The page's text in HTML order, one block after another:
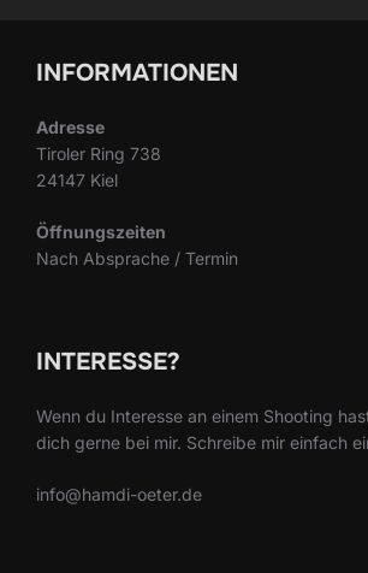
INFORMATIONEN
Adresse
Tiroler Ring 738
24147 Kiel
Öffnungszeiten
Nach Absprache / Termin
INTERESSE?
Wenn du Interesse an einem Shooting
dich gerne bei mir. Schreibe mir einfach
info@hamdi-oeter.de